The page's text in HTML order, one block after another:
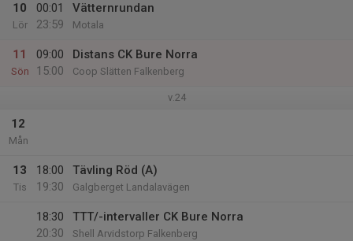
10
Lör
00:01
23:59
Vätternrundan
Motala
11
Sön
09:00
15:00
Distans CK Bure Norra
Coop Slätten Falkenberg
v.24
12
Mån
13
Tis
18:00
19:30
Tävling Röd (A)
Galgberget Landalavägen
18:30
20:30
TTT/-intervaller CK Bure Norra
Shell Arvidstorp Falkenberg